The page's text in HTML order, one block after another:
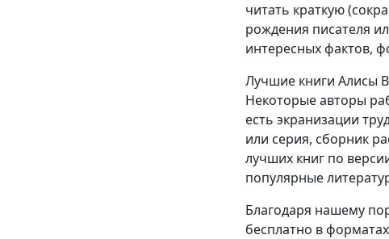
читать краткую
рождения писателя
интересных фактов,
Лучшие книги Алисы
Некоторые авторы
есть экранизации
или серия, сборник
лучших книг по
популярные
Благодаря нашему
бесплатно в